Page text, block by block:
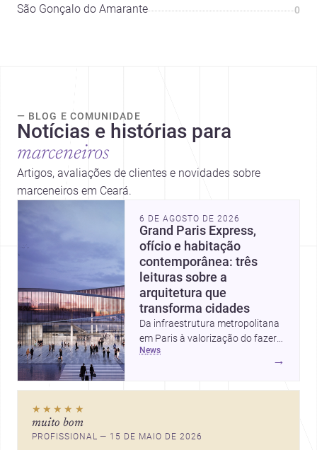
São Gonçalo do Amarante 0
— BLOG E COMUNIDADE
Notícias e histórias para
marceneiros
Artigos, avaliações de clientes e novidades sobre
marceneiros em Ceará.
6 DE AGOSTO DE 2026
Grand Paris Express,
ofício e habitação
contemporânea: três
leituras sobre a
arquitetura que
transforma cidades
Da infraestrutura metropolitana
em Paris à valorização do fazer
artesanal e à casa elevada da
inspirador para profissionais que
news
→
★★★★★
muito bom
PROFISSIONAL — 15 DE MAIO DE 2026